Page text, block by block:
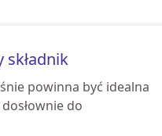
składnik
powinna być idealna
do